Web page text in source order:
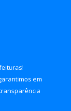
!
em